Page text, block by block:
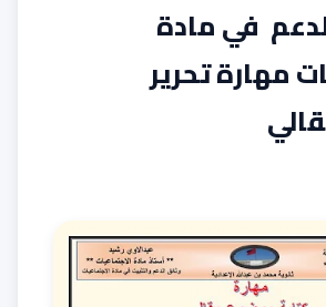
في مادة
مهارة تحرير